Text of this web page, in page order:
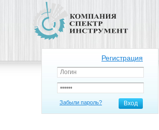
Регистрация
Забыли пароль? Вход